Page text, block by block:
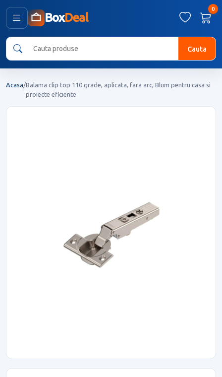
BoxDeal
0
Cauta
Acasa/Balama clip top 110 grade, aplicata, fara arc, Blum pentru casa si
proiecte eficiente